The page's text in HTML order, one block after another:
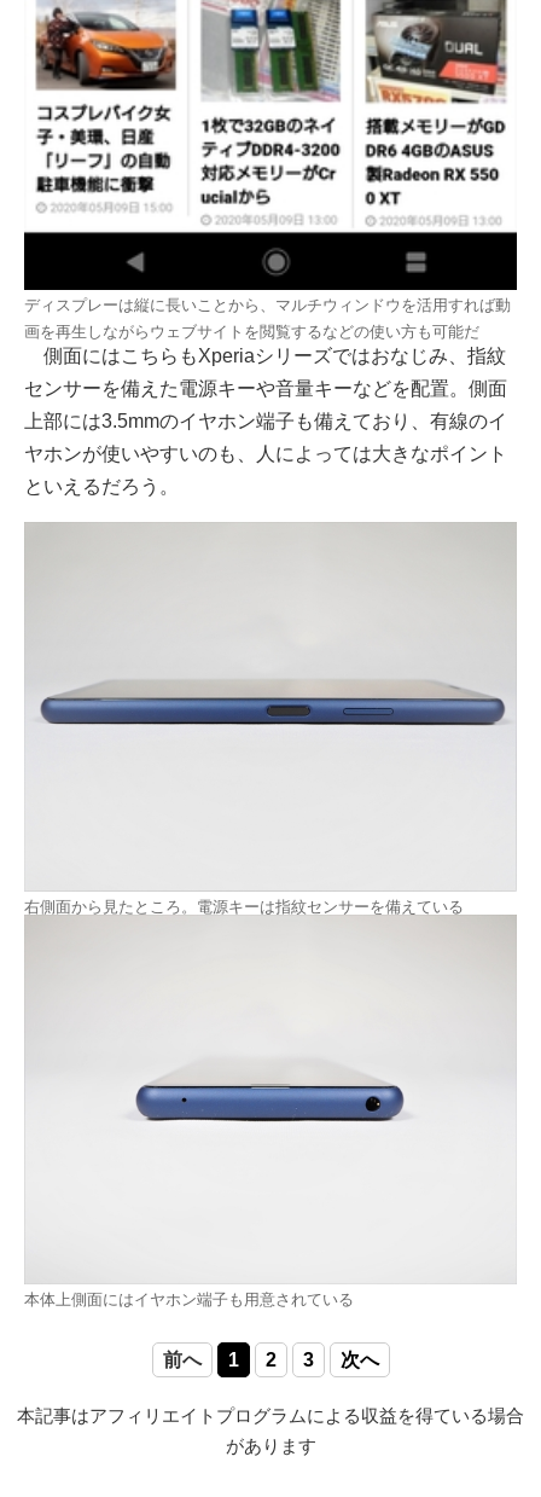
ディスプレーは縦に長いことから、マルチウィンドウを活用すれば動
画を再生しながらウェブサイトを閲覧するなどの使い方も可能だ
側面にはこちらもXperiaシリーズではおなじみ、指紋
センサーを備えた電源キーや音量キーなどを配置。側面
上部には3.5mmのイヤホン端子も備えており、有線のイ
ヤホンが使いやすいのも、人によっては大きなポイント
といえるだろう。
右側面から見たところ。電源キーは指紋センサーを備えている
本体上側面にはイヤホン端子も用意されている
前へ 1 2 3 次へ
本記事はアフィリエイトプログラムによる収益を得ている場合
があります